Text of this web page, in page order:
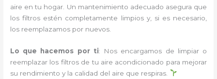
aire en tu hogar. Un mantenimiento adecuado asegura que
los filtros estén completamente limpios y, si es necesario,
los reemplazamos por nuevos.
Lo que hacemos por ti: Nos encargamos de limpiar o
reemplazar los filtros de tu aire acondicionado para mejorar
su rendimiento y la calidad del aire que respiras.